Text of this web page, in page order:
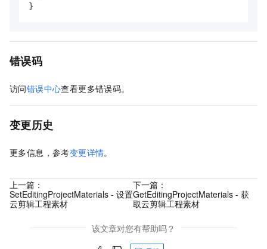
}
错误码
访问错误中心查看更多错误码。
变更历史
更多信息，参考变更详情。
上一篇：
SetEditingProjectMaterials - 设置
云剪辑工程素材
下一篇：
GetEditingProjectMaterials - 获
取云剪辑工程素材
该文章对您有帮助吗？